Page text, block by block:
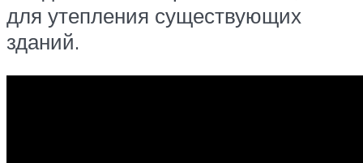
для утепления существующих
зданий.